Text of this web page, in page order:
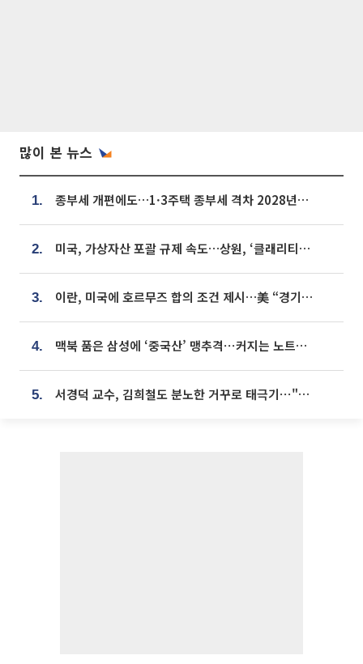
많이 본 뉴스
1. 종부세 개편에도…1·3주택 종부세 격차 2028년부터 확대
2. 미국, 가상자산 포괄 규제 속도…상원, ‘클래리티법’ 9월 절차투표 추진
3. 이란, 미국에 호르무즈 합의 조건 제시…美 “경기 아직 안 끝나” [종합]
4. 맥북 품은 삼성에 ‘중국산’ 맹추격⋯커지는 노트북 OLED 시장
5. 서경덕 교수, 김희철도 분노한 거꾸로 태극기⋯"엉터리는 아냐, 아쉬울 뿐"